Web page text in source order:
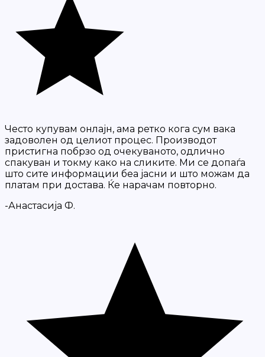
Често купувам онлајн, ама ретко кога сум вака
задоволен од целиот процес. Производот
пристигна побрзо од очекуваното, одлично
спакуван и токму како на сликите. Ми се допаѓа
што сите информации беа јасни и што можам да
платам при достава. Ќе нарачам повторно.
-Анастасија Ф.